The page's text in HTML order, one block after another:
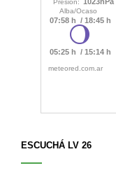
ESCUCHÁ LV 26